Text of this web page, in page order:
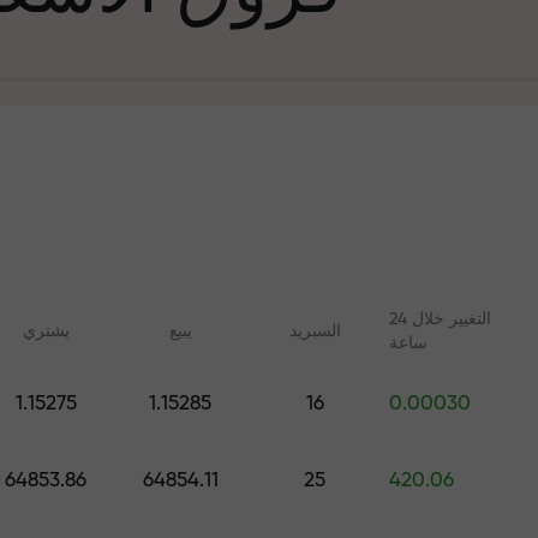
في التجارة
جائزة هديتك
يشتري يبيع السبرید
التغيير خلال 24
ساعة
1.15275 1.15285 16 0.00030
64853.86 64854.11 25 420.06
وندوات عبر الإنترنت لجميع
الرقمية والعقود الآجلة